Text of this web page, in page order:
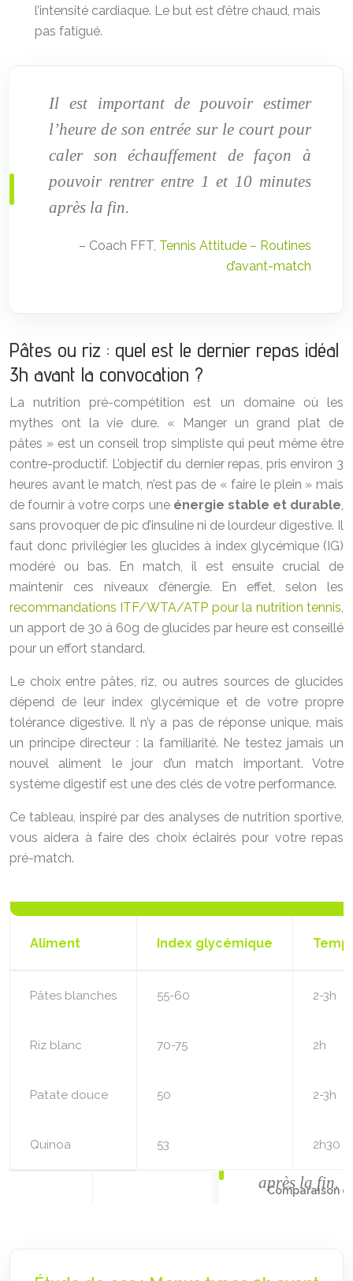
l’intensité cardiaque. Le but est d’être chaud, mais
pas fatigué.
Il est important de pouvoir estimer
l’heure de son entrée sur le court pour
caler son échauffement de façon à
pouvoir rentrer entre 1 et 10 minutes
après la fin.
– Coach FFT, Tennis Attitude – Routines
d’avant-match
Pâtes ou riz : quel est le dernier repas idéal
3h avant la convocation ?
La nutrition pré-compétition est un domaine où les
mythes ont la vie dure. « Manger un grand plat de
pâtes » est un conseil trop simpliste qui peut même être
contre-productif. L’objectif du dernier repas, pris environ 3
heures avant le match, n’est pas de « faire le plein » mais
de fournir à votre corps une énergie stable et durable,
sans provoquer de pic d’insuline ni de lourdeur digestive. Il
faut donc privilégier les glucides à index glycémique (IG)
modéré ou bas. En match, il est ensuite crucial de
maintenir ces niveaux d’énergie. En effet, selon les
recommandations ITF/WTA/ATP pour la nutrition tennis,
un apport de 30 à 60g de glucides par heure est conseillé
pour un effort standard.
Le choix entre pâtes, riz, ou autres sources de glucides
dépend de leur index glycémique et de votre propre
tolérance digestive. Il n’y a pas de réponse unique, mais
un principe directeur : la familiarité. Ne testez jamais un
nouvel aliment le jour d’un match important. Votre
système digestif est une des clés de votre performance.
Ce tableau, inspiré par des analyses de nutrition sportive,
vous aidera à faire des choix éclairés pour votre repas
pré-match.
Comparaison
Aliment Index glycémique
Pâtes blanches 55-60 2-3h
Riz blanc 70-75 2h
Patate douce 50 2-3h
Quinoa 53 2h30